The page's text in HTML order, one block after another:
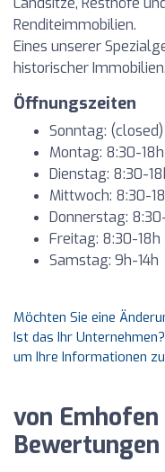
Renditeimmobilien.
Eines unserer
historischer Immobilien.
Öffnungszeiten
Sonntag: (closed)
Montag: 8:30-18h
Dienstag: 8:30-
Mittwoch: 8:30-
Donnerstag:
Freitag: 8:30-18h
Samstag: 9h-14h
Möchten Sie eine
Ist das Ihr
um Ihre Informationen
von Emhofen
Bewertungen